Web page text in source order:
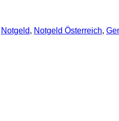
Notgeld, Notgeld Österreich,